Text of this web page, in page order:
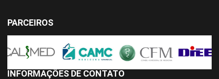
PARCEIROS
INFORMAÇÕES DE CONTATO